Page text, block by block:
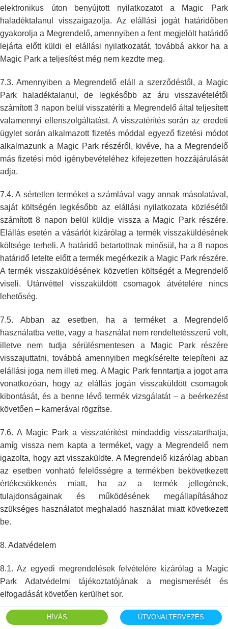
HÍVÁS ÚTVONALTERVEZÉS
elektronikus úton benyújtott nyilatkozatot a Magic Park
haladéktalanul visszaigazolja. Az elállási jogát határidőben
gyakorolja a Megrendelő, amennyiben a fent megjelölt határidő
lejárta előttküldi el elállási nyilatkozatát, továbbá akkor ha a
Magic Park a teljesítést még nem kezdte meg.
7.3. Amennyiben a Megrendelő eláll a szerződéstől, a Magic
Park haladéktalanul, de legkésőbb az áru visszavételétől
számított 3 napon belül visszatéríti a Megrendelő által teljesített
valamennyi ellenszolgáltatást. A visszatérítés során az eredeti
ügylet során alkalmazott fizetés móddal
egyező fizetési módot
alkalmazunk a Magic Park részéről, kivéve, ha a Megrendelő
más fizetési mód igénybevételéhez kifejezetten hozzájárulását
adja.
7.4. A sértetlen terméket a számlával vagy annak másolatával,
sajátköltségén legkésőbb az elállási nyilatkozata közlésétől
számított 8 napon belül küldje vissza a Magic Park részére.
Elállás esetén a vásárlótkizárólag a termék visszaküldésének
költsége terheli. A határidőbetartottnak minősül, ha a 8 napos
határidő letelte előtt a termék megérkezik a Magic Park részére.
A termék visszaküldésének közvetlen költségét a Megrendelő
viseli. Utánvéttel visszaküldött csomagok átvételérenincs
lehetőség.
7.5. Abban az esetben, ha a terméket a Megrendelő
használatba vette, vagy a használat nem rendeltetésszerű volt,
illetve nem tudja sérülésmentesen a Magic Park részére
visszajuttatni, továbbá amennyiben megkísérelte telepíteni az
elállási joga nem illeti meg. A Magic Park fenntartja a jogotarra
vonatkozóan, hogy az elállás jogán visszaküldött csomagok
kibontását, és a benne lévő termék vizsgálatát – a beérkezést
követően – kamerával rögzítse.
7.6. A Magic Park a visszatérítést mindaddig visszatarthatja,
amíg vissza nem kapta a terméket, vagy a Megrendelő nem
igazolta, hogy aztvisszaküldte. A Megrendelő kizárólag abban
az esetben vonható felelősségre a termékben bekövetkezett
értékcsökkenés miatt, ha az a termék jellegének,
tulajdonságainak és működésének megállapításához
szükséges használatotmeghaladó használat miatt következett
be.
8. Adatvédelem
8.1. Az egyedi megrendelések felvételére kizárólag a Magic
Park Adatvédelmi tájékoztatójának a megismerését és
elfogadását követően kerülhet sor.
Adatkezeléssel
Megrendelő neve, email cím, telefonszám,